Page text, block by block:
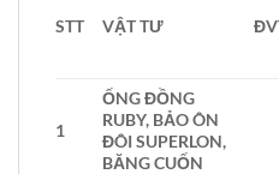
STT VẬT TƯ
1
ỐNG ĐỒNG
RUBY, BẢO ÔN
ĐÔI SUPERLON,
BĂNG CUỐN